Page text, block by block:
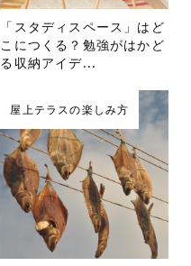
「スタディスペース」はど
こにつくる？勉強がはかど
る収納アイデ...
屋上テラスの楽しみ方